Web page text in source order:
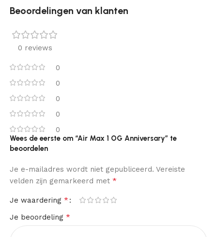
Beoordelingen van klanten
0 reviews
0
0
0
0
0
Wees de eerste om “Air Max 1 OG Anniversary” te
beoordelen
Je e-mailadres wordt niet gepubliceerd. Vereiste
velden zijn gemarkeerd met *
Je waardering *
Je beoordeling *